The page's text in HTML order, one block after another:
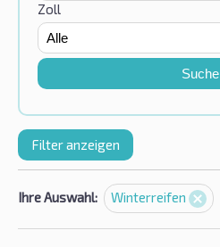
Zoll
Suche
Filter anzeigen
Ihre Auswahl: Winterreifen